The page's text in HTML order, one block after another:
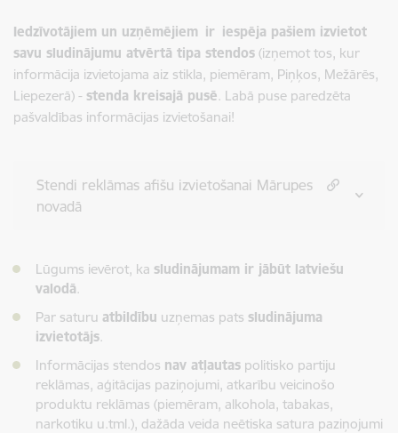
Iedzīvotājiem un uzņēmējiem ir iespēja pašiem izvietot
savu sludinājumu atvērtā tipa stendos (izņemot tos, kur
informācija izvietojama aiz stikla, piemēram, Piņķos, Mežārēs,
Liepezerā) - stenda kreisajā pusē. Labā puse paredzēta
pašvaldības informācijas izvietošanai!
Stendi reklāmas afišu izvietošanai Mārupes
novadā
Lūgums ievērot, ka sludinājumam ir jābūt latviešu
valodā.
Par saturu atbildību uzņemas pats sludinājuma
izvietotājs.
Informācijas stendos nav atļautas politisko partiju
reklāmas, aģitācijas paziņojumi, atkarību veicinošo
produktu reklāmas (piemēram, alkohola, tabakas,
narkotiku u.tml.), dažāda veida neētiska satura paziņojumi